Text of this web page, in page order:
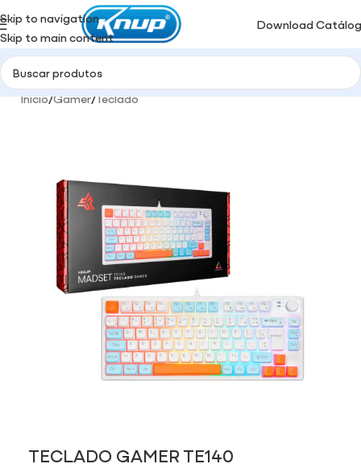
Skip to navigation
Skip to main content
Download
Início/Gamer/Teclado
TECLADO GAMER TE140